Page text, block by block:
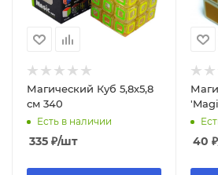
Магический Куб 5,8х5,8
см 340
Есть в наличии
335 ₽/шт 40 ₽